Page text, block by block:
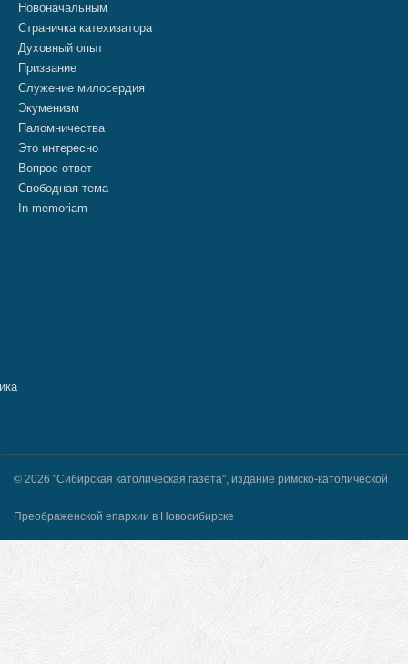
Новоначальным
Страничка катехизатора
Духовный опыт
Призвание
Служение милосердия
Экуменизм
Паломничества
Это интересно
Вопрос-ответ
Свободная тема
In memoriam
© 2026 "Сибирская католическая газета", издание римско-католической
Преображенской епархии в Новосибирске